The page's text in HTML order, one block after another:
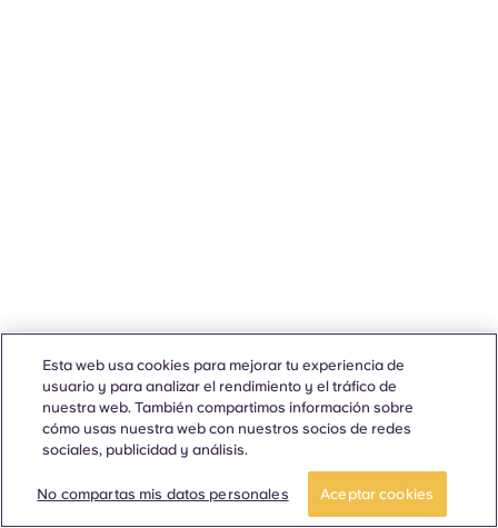
Esta web usa cookies para mejorar tu experiencia de
usuario y para analizar el rendimiento y el tráfico de
nuestra web. También compartimos información sobre
cómo usas nuestra web con nuestros socios de redes
sociales, publicidad y análisis.
No compartas mis datos personales Aceptar cookies